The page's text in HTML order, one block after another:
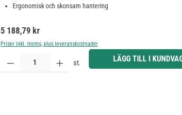
Ergonomisk och skonsam hantering
Ordinarie pris:
5 188,79 kr
Priser inkl. moms, plus leveranskostnader
Produktkvantitet: Ange önskat belopp eller använd knapparna för
st. LÄGG TILL I